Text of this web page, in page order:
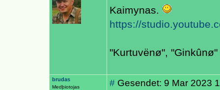
Kaimynas.
https://
"Kurtuvënø",
brudas
Medþiotojas # Gesendet: 9 Mar 2023